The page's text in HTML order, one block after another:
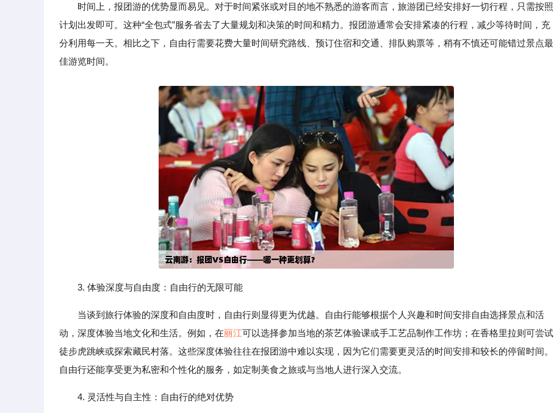
时间上，报团游的优势显而易见。对于时间紧张或对目的地不熟悉的游客而言，旅游团已经安排好一切行程，只需按照
计划出发即可。这种“全包式”服务省去了大量规划和决策的时间和精力。报团游通常会安排紧凑的行程，减少等待时间，充
分利用每一天。相比之下，自由行需要花费大量时间研究路线、预订住宿和交通、排队购票等，稍有不慎还可能错过景点最
佳游览时间。
3. 体验深度与自由度：自由行的无限可能
当谈到旅行体验的深度和自由度时，自由行则显得更为优越。自由行能够根据个人兴趣和时间安排自由选择景点和活
动，深度体验当地文化和生活。例如，在丽江可以选择参加当地的茶艺体验课或手工艺品制作工作坊；在香格里拉则可尝试
徒步虎跳峡或探索藏民村落。这些深度体验往往在报团游中难以实现，因为它们需要更灵活的时间安排和较长的停留时间。
自由行还能享受更为私密和个性化的服务，如定制美食之旅或与当地人进行深入交流。
4. 灵活性与自主性：自由行的绝对优势